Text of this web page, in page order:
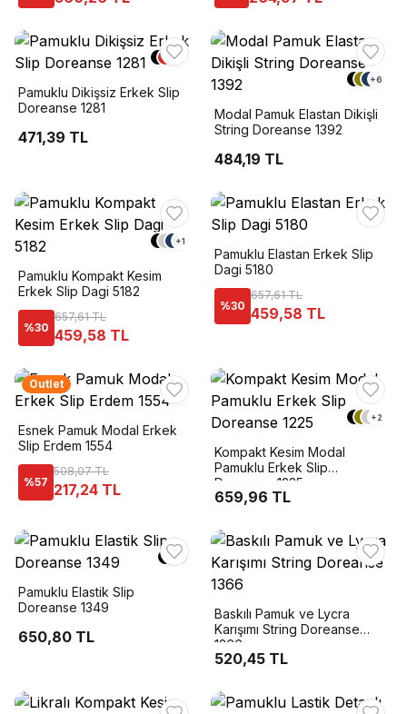
+ 6
Pamuklu Dikişsiz Erkek Slip
Doreanse 1281
471,39 TL
+6
Modal Pamuk Elastan Dikişli
String Doreanse 1392
484,19 TL
+1
Pamuklu Kompakt Kesim
Erkek Slip Dagi 5182
%30
657,61 TL
459,58 TL
Pamuklu Elastan Erkek Slip
Dagi 5180
%30
657,61 TL
459,58 TL
Outlet
Esnek Pamuk Modal Erkek
Slip Erdem 1554
%57
508,07 TL
217,24 TL
+2
Kompakt Kesim Modal
Pamuklu Erkek Slip
Doreanse 1225
659,96 TL
Pamuklu Elastik Slip
Doreanse 1349
650,80 TL
Baskılı Pamuk ve Lycra
Karışımı String Doreanse
1366
520,45 TL